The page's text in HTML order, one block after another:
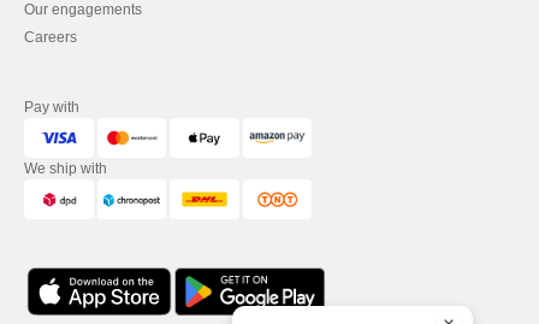
Our engagements
Careers
Pay with
We ship with